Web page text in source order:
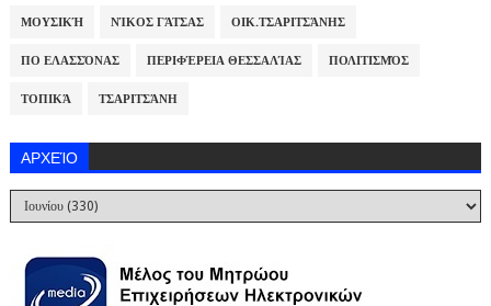
ΜΟΥΣΙΚΉ ΝΊΚΟΣ ΓΆΤΣΑΣ ΟΙΚ.ΤΣΑΡΙΤΣΆΝΗΣ
ΠΟ ΕΛΑΣΣΌΝΑΣ ΠΕΡΙΦΈΡΕΙΑ ΘΕΣΣΑΛΊΑΣ ΠΟΛΙΤΙΣΜΌΣ
ΤΟΠΙΚΆ ΤΣΑΡΙΤΣΆΝΗ
ΑΡΧΕΊΟ